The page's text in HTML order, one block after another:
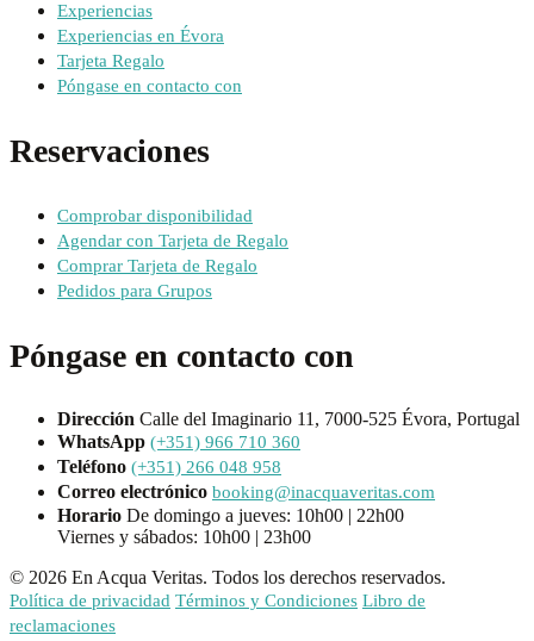
Experiencias
Experiencias en Évora
Tarjeta Regalo
Póngase en contacto con
Reservaciones
Comprobar disponibilidad
Agendar con Tarjeta de Regalo
Comprar Tarjeta de Regalo
Pedidos para Grupos
Póngase en contacto con
Dirección Calle del Imaginario 11, 7000-525 Évora, Portugal
WhatsApp (+351) 966 710 360
Teléfono (+351) 266 048 958
Correo electrónico booking@inacquaveritas.com
Horario De domingo a jueves: 10h00 | 22h00
Viernes y sábados: 10h00 | 23h00
© 2026 En Acqua Veritas. Todos los derechos reservados.
Política de privacidad Términos y Condiciones Libro de
reclamaciones